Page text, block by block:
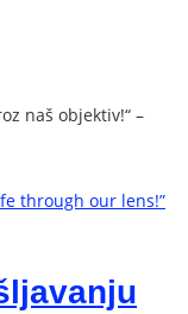
naš objektiv!“ –
through our lens!”